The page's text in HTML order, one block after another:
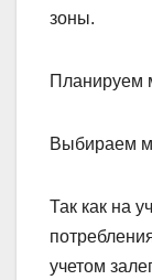
зоны.
Планируем
Выбираем
Так как на
учетом